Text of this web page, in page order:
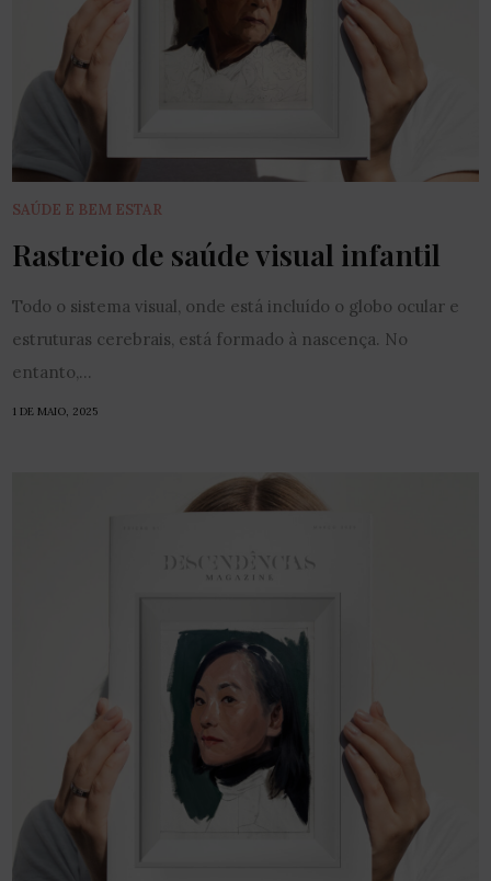
SAÚDE E BEM ESTAR
Rastreio de saúde visual infantil
Todo o sistema visual, onde está incluído o globo ocular e
estruturas cerebrais, está formado à nascença. No
entanto,...
1 DE MAIO, 2025